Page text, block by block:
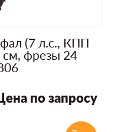
(7 л.с., КПП
фрезы 24
по запросу